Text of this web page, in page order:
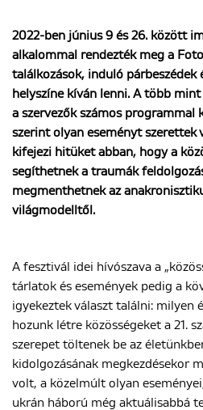
Blog
Rólunk
2022-ben június 9 és 26. között
alkalommal rendezték meg a
találkozások, induló párbeszédek
helyszíne kíván lenni. A több
a szervezők számos programmal
szerint olyan eseményt szerettek
kifejezi hitüket abban, hogy a
segíthetnek a traumák
megmenthetnek az
világmodelltől.
A fesztivál idei hívószava a
tárlatok és események pedig a
igyekeztek választ találni: milyen
hozunk létre közösségeket a 21.
szerepet töltenek be az
kidolgozásának megkezdésekor
volt, a közelmúlt olyan
ukrán háború még aktuálisabbá